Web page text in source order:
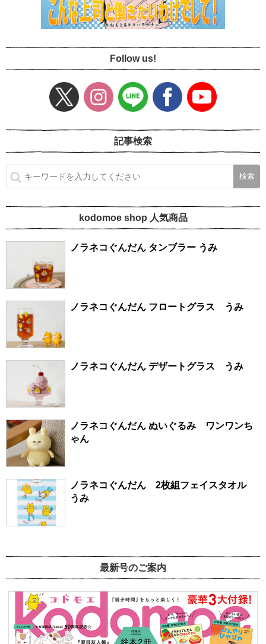
Follow us!
記事検索
kodomoe shop 人気商品
ノラネコぐんだん タンブラー うみ
ノラネコぐんだん フロートグラス うみ
ノラネコぐんだん デザートグラス うみ
ノラネコぐんだん ぬいぐるみ ワンワンち
ゃん
ノラネコぐんだん 2枚組フェイスタオル
うみ
最新号のご案内